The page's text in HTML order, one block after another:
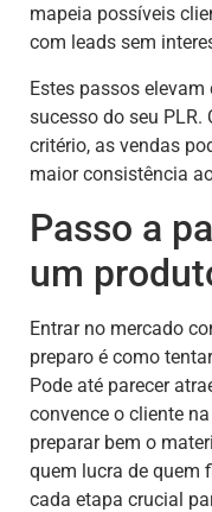
mapeia possíveis
com leads sem
Estes passos
sucesso do seu
critério, as vendas
maior consistência
Passo a
um
Entrar no mercado
preparo é como
Pode até parecer
convence o cliente
preparar bem o
quem lucra de quem
cada etapa crucial